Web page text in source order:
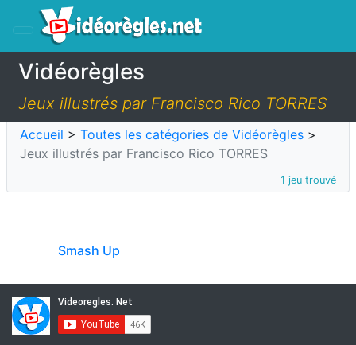
Vidéorègles
Jeux illustrés par Francisco Rico TORRES
Accueil > Toutes les catégories de Vidéorègles >
Jeux illustrés par Francisco Rico TORRES
1 jeu trouvé
Smash Up